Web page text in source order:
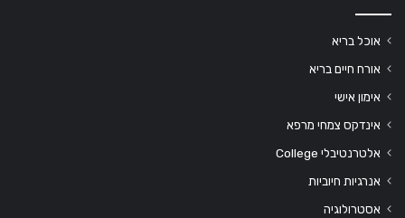
אוכל בריא
אורח חיים בריא
אימון אישי
אינדקס צמחי מרפא
אלטרנטיבלי College
אנרגיות חיוביות
אסטרולוגיה